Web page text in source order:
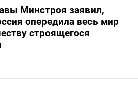
Минстроя заявил,
опередила весь мир
строящегося